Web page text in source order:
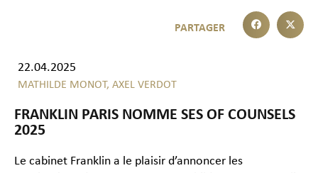
22.04.2025
MATHILDE MONOT, AXEL VERDOT
FRANKLIN PARIS NOMME SES OF COUNSELS
2025
Le cabinet Franklin a le plaisir d’annoncer les